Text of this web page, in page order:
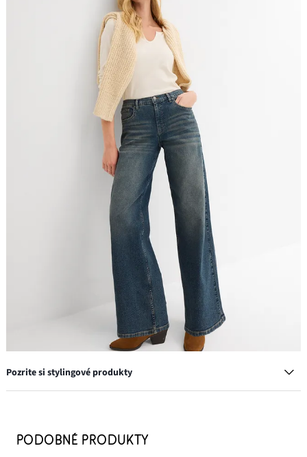
Pozrite si stylingové produkty
Kovbojské čižmy
PODOBNÉ PRODUKTY